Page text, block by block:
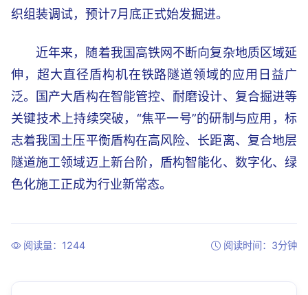
织组装调试，预计7月底正式始发掘进。
近年来，随着我国高铁网不断向复杂地质区域延
伸，超大直径盾构机在铁路隧道领域的应用日益广
泛。国产大盾构在智能管控、耐磨设计、复合掘进等
关键技术上持续突破，“焦平一号”的研制与应用，标
志着我国土压平衡盾构在高风险、长距离、复合地层
隧道施工领域迈上新台阶，盾构智能化、数字化、绿
色化施工正成为行业新常态。
阅读量：1244 阅读时间：3分钟